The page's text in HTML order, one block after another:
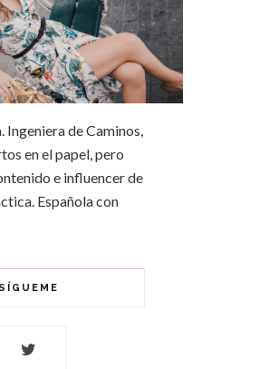
Ingeniera de Caminos,
en el papel, pero
e influencer de
Española con
SÍGUEME